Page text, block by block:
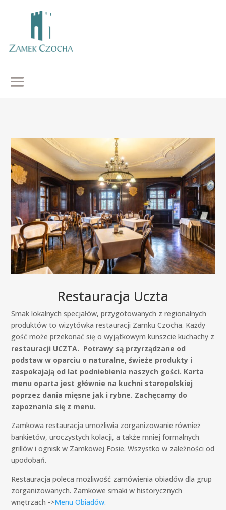
Restauracja Uczta
Smak lokalnych specjałów, przygotowanych z regionalnych
produktów to wizytówka restauracji Zamku Czocha. Każdy
gość może przekonać się o wyjątkowym kunszcie kuchachy z
restauracji UCZTA. Potrawy są przyrządzane od
podstaw w oparciu o naturalne, świeże produkty i
zaspokajają od lat podniebienia naszych gości. Karta
menu oparta jest głównie na kuchni staropolskiej
poprzez dania mięsne jak i rybne. Zachęcamy do
zapoznania się z menu.
Zamkowa restauracja umożliwia zorganizowanie również
bankietów, uroczystych kolacji, a także mniej formalnych
grillów i ognisk w Zamkowej Fosie. Wszystko w zależności od
upodobań.
Restauracja poleca możliwość zamówienia obiadów dla grup
zorganizowanych. Zamkowe smaki w historycznych
wnętrzach ->Menu Obiadów.